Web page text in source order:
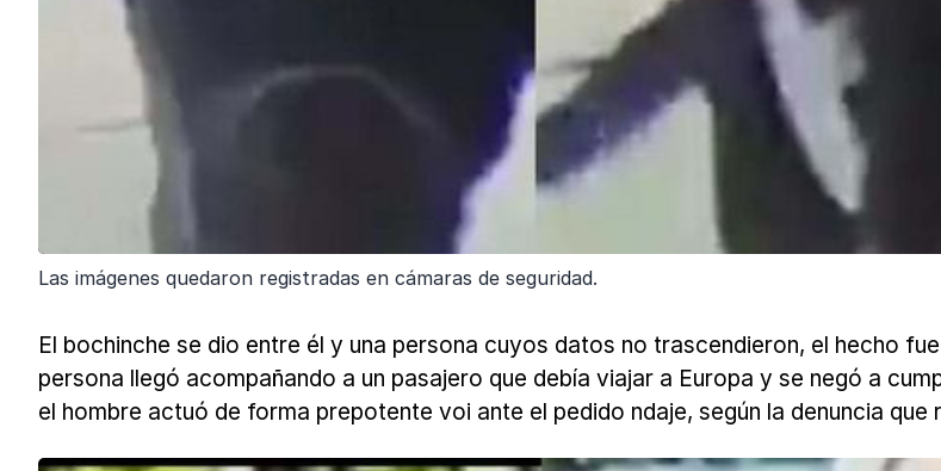
Las imágenes quedaron registradas en cámaras de seguridad.
El bochinche se dio entre él y una persona cuyos datos no trascendieron, el hecho
persona llegó acompañando a un pasajero que debía viajar a Europa y se negó a
el hombre actuó de forma prepotente voi ante el pedido ndaje, según la denuncia